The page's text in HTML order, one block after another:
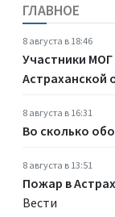
ГЛАВНОЕ
8 августа в 18:46
Участники МОГ
Астраханской
8 августа в 16:31
Во сколько
8 августа в 13:51
Пожар в
Вести